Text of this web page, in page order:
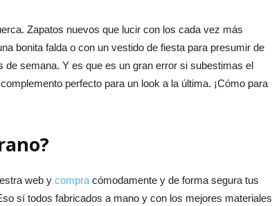
Zapatos nuevos que lucir con los cada vez más
bonita falda o con un vestido de fiesta para presumir de
de semana. Y es que es un gran error si subestimas el
perfecto para un look a la última. ¡Cómo para
web y compra cómodamente y de forma segura tus
sí todos fabricados a mano y con los mejores materiales